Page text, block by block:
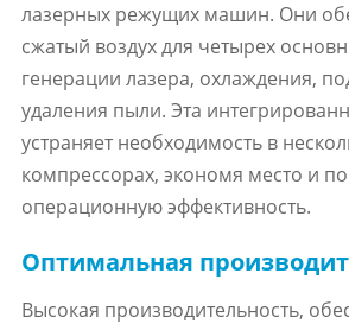
лазерных режущих машин. Они
сжатый воздух для четырех
генерации лазера, охлаждения,
удаления пыли. Эта
устраняет необходимость в
компрессорах, экономя место и
операционную эффективность.
Оптимальная
Высокая производительность,